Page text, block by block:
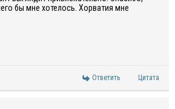
бы мне хотелось. Хорватия мне
Ответить Цитата